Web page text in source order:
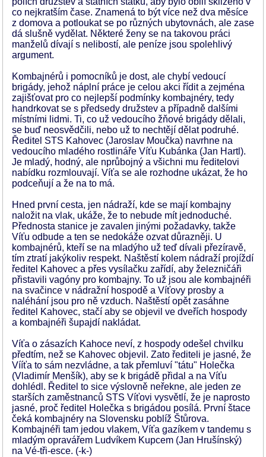
co nejkratším čase. Znamená to být více než dva měsíce
z domova a potloukat se po různých ubytovnách, ale zase
dá slušně vydělat. Některé ženy se na takovou práci
manželů dívají s nelibostí, ale peníze jsou spolehlivý
argument.
Kombajnérů i pomocníků je dost, ale chybí vedoucí
brigády, jehož náplní práce je celou akci řídit a zejména
zajišťovat pro co nejlepší podmínky kombajnéry, tedy
handrkovat se s předsedy družstev a případně dalšími
místními lidmi. Ti, co už vedoucího žňové brigády dělali,
se buď neosvědčili, nebo už to nechtějí dělat podruhé.
Ředitel STS Kahovec (Jaroslav Moučka) navrhne na
vedoucího mladého rostlináře Víťu Kubánka (Jan Hartl).
Je mladý, hodný, ale nprůbojný a všichni mu ředitelovi
nabídku rozmlouvají. Víťa se ale rozhodne ukázat, že ho
podceňují a že na to má.
Hned první cesta, jen nádraží, kde se mají kombajny
naložit na vlak, ukáže, že to nebude mít jednoduché.
Přednosta stanice je zavalen jinými požadavky, takže
Víťu odbude a ten se nedokáže ozvat důrazněji. U
kombajnérů, kteří se na mladýho už teď dívali přezíravě,
tím ztratí jakýkoliv respekt. Naštěstí kolem nádraží projíždí
ředitel Kahovec a přes vysílačku zařídí, aby železničáři
přistavili vagóny pro kombajny. To už jsou ale kombajnéři
na svačince v nádražní hospodě a Víťovy prosby a
naléhání jsou pro ně vzduch. Naštěstí opět zasáhne
ředitel Kahovec, stačí aby se objevil ve dveřích hospody
a kombajnéři šupajdí nakládat.
Víťa o zásazích Kahoce neví, z hospody odešel chvilku
předtím, než se Kahovec objevil. Zato řediteli je jasné, že
Vííťa to sám nezvládne, a tak přemluví "tátu" Holečka
(Vladimír Menšík), aby se k brigádě přidal a na Víťu
dohlédl. Ředitel to sice výslovně neřekne, ale jeden ze
starších zaměstnanců STS Víťovi vysvětlí, že je naprosto
jasné, proč ředitel Holečka s brigádou posílá. První štace
čeká kombajnéry na Slovensku poblíž Štůrova.
Kombajnéři tam jedou vlakem, Víťa gazíkem v tandemu s
mladým opravářem Ludvíkem Kupcem (Jan Hrušínský)
na Vé-tři-esce. (-k-)